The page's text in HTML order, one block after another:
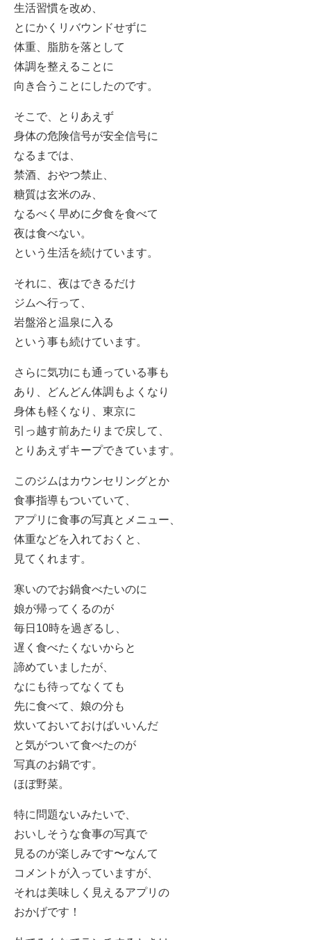
生活習慣を改め、
とにかくリバウンドせずに
体重、脂肪を落として
体調を整えることに
向き合うことにしたのです。
そこで、とりあえず
身体の危険信号が安全信号に
なるまでは、
禁酒、おやつ禁止、
糖質は玄米のみ、
なるべく早めに夕食を食べて
夜は食べない。
という生活を続けています。
それに、夜はできるだけ
ジムへ行って、
岩盤浴と温泉に入る
という事も続けています。
さらに気功にも通っている事も
あり、どんどん体調もよくなり
身体も軽くなり、東京に
引っ越す前あたりまで戻して、
とりあえずキープできています。
このジムはカウンセリングとか
食事指導もついていて、
アプリに食事の写真とメニュー、
体重などを入れておくと、
見てくれます。
寒いのでお鍋食べたいのに
娘が帰ってくるのが
毎日10時を過ぎるし、
遅く食べたくないからと
諦めていましたが、
なにも待ってなくても
先に食べて、娘の分も
炊いておいておけばいいんだ
と気がついて食べたのが
写真のお鍋です。
ほぼ野菜。
特に問題ないみたいで、
おいしそうな食事の写真で
見るのが楽しみです〜なんて
コメントが入っていますが、
それは美味しく見えるアプリの
おかげです！